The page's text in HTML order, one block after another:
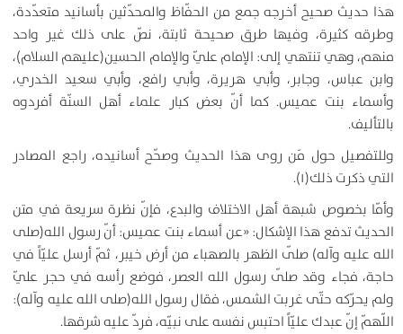
هذا حديث صحيح أخرجه جمع من الحفّاظ والمحدّثين بأسانيد متعدّدة،
وطرقه كثيرة، وفيها طرق صحيحة ثابتة، نصّ على ذلك غير واحد
منهم، وهي تنتهي إلى: الإمام عليّ والإمام الحسين(عليهم السلام)،
وابن عباس، وجابر، وأبي هريرة، وأبي رافع، وأبي سعيد الخدري،
وأسماء بنت عميس. كما أنّ بعض كبار علماء أهل السنّة أفردوه
بالتأليف.
وللتفصيل حول مَن روى هذا الحديث وصحّح أسانيده، راجع المصادر
التي ذكرت ذلك(۱).
وأمّا بخصوص شبهة أهل الاختلاف والبدع، فإنّ نظرة سريعة في متن
الحديث تدفع هذا الإشكال: «عن أسماء بنت عميس: أنّ رسول الله(صلى
الله عليه وآله) صلّى الظهر بالصهباء من أرض خيبر، ثمّ أرسل عليّاً في
حاجة، فجاء وقد صلّى رسول الله العصر، فوضع رأسه في حجر عليّ
ولم يحرّكه حتّى غربت الشمس، فقال رسول الله(صلى الله عليه وآله):
اللّهمّ إنّ عبدك عليّاً احتبس نفسه على نبيّه، فردّ عليه شرقها.